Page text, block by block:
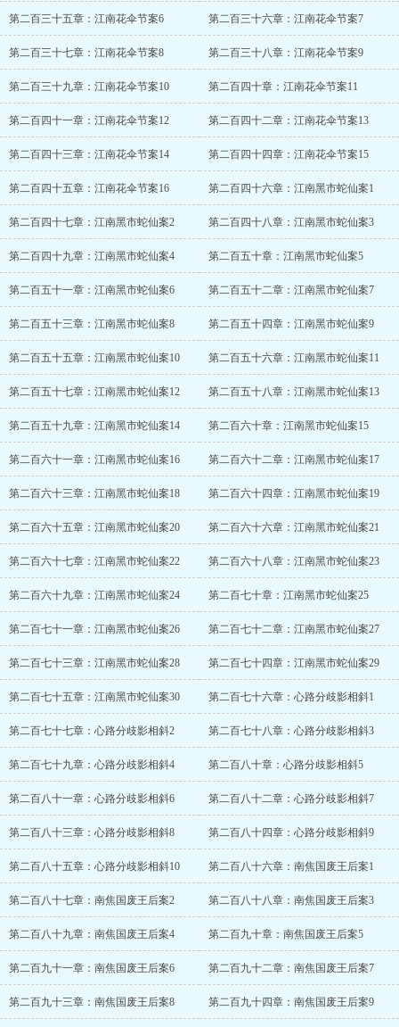
第二百三十五章：江南花伞节案6 第二百三十六章：江南花伞节案7
第二百三十七章：江南花伞节案8 第二百三十八章：江南花伞节案9
第二百三十九章：江南花伞节案10 第二百四十章：江南花伞节案11
第二百四十一章：江南花伞节案12 第二百四十二章：江南花伞节案13
第二百四十三章：江南花伞节案14 第二百四十四章：江南花伞节案15
第二百四十五章：江南花伞节案16 第二百四十六章：江南黑市蛇仙案1
第二百四十七章：江南黑市蛇仙案2 第二百四十八章：江南黑市蛇仙案3
第二百四十九章：江南黑市蛇仙案4 第二百五十章：江南黑市蛇仙案5
第二百五十一章：江南黑市蛇仙案6 第二百五十二章：江南黑市蛇仙案7
第二百五十三章：江南黑市蛇仙案8 第二百五十四章：江南黑市蛇仙案9
第二百五十五章：江南黑市蛇仙案10 第二百五十六章：江南黑市蛇仙案11
第二百五十七章：江南黑市蛇仙案12 第二百五十八章：江南黑市蛇仙案13
第二百五十九章：江南黑市蛇仙案14 第二百六十章：江南黑市蛇仙案15
第二百六十一章：江南黑市蛇仙案16 第二百六十二章：江南黑市蛇仙案17
第二百六十三章：江南黑市蛇仙案18 第二百六十四章：江南黑市蛇仙案19
第二百六十五章：江南黑市蛇仙案20 第二百六十六章：江南黑市蛇仙案21
第二百六十七章：江南黑市蛇仙案22 第二百六十八章：江南黑市蛇仙案23
第二百六十九章：江南黑市蛇仙案24 第二百七十章：江南黑市蛇仙案25
第二百七十一章：江南黑市蛇仙案26 第二百七十二章：江南黑市蛇仙案27
第二百七十三章：江南黑市蛇仙案28 第二百七十四章：江南黑市蛇仙案29
第二百七十五章：江南黑市蛇仙案30 第二百七十六章：心路分歧影相斜1
第二百七十七章：心路分歧影相斜2 第二百七十八章：心路分歧影相斜3
第二百七十九章：心路分歧影相斜4 第二百八十章：心路分歧影相斜5
第二百八十一章：心路分歧影相斜6 第二百八十二章：心路分歧影相斜7
第二百八十三章：心路分歧影相斜8 第二百八十四章：心路分歧影相斜9
第二百八十五章：心路分歧影相斜10 第二百八十六章：南焦国废王后案1
第二百八十七章：南焦国废王后案2 第二百八十八章：南焦国废王后案3
第二百八十九章：南焦国废王后案4 第二百九十章：南焦国废王后案5
第二百九十一章：南焦国废王后案6 第二百九十二章：南焦国废王后案7
第二百九十三章：南焦国废王后案8 第二百九十四章：南焦国废王后案9